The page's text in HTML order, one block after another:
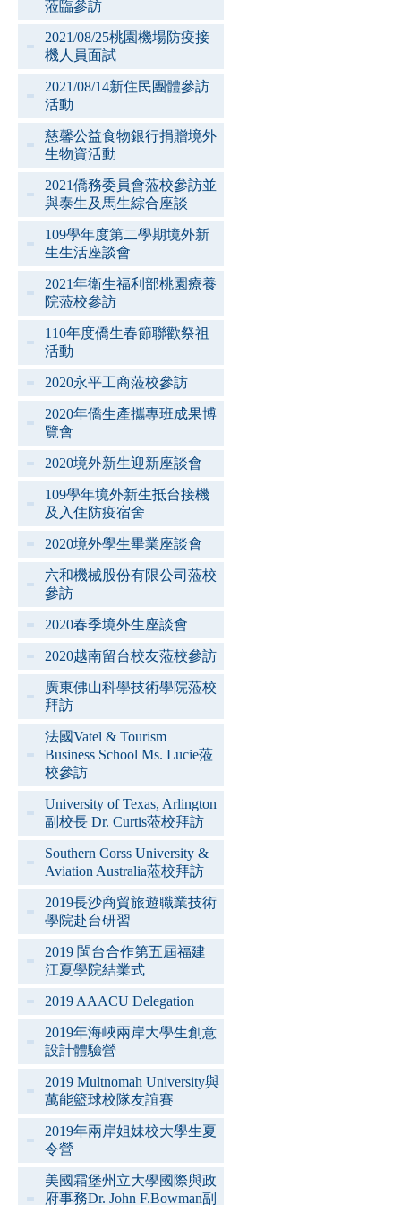
蒞臨參訪
2021/08/25桃園機場防疫接
機人員面試
2021/08/14新住民團體參訪
活動
慈馨公益食物銀行捐贈境外
生物資活動
2021僑務委員會蒞校參訪並
與泰生及馬生綜合座談
109學年度第二學期境外新
生生活座談會
2021年衛生福利部桃園療養
院蒞校參訪
110年度僑生春節聯歡祭祖
活動
2020永平工商蒞校參訪
2020年僑生產攜專班成果博
覽會
2020境外新生迎新座談會
109學年境外新生抵台接機
及入住防疫宿舍
2020境外學生畢業座談會
六和機械股份有限公司蒞校
參訪
2020春季境外生座談會
2020越南留台校友蒞校參訪
廣東佛山科學技術學院蒞校
拜訪
法國Vatel & Tourism
Business School Ms. Lucie蒞
校參訪
University of Texas, Arlington
副校長 Dr. Curtis蒞校拜訪
Southern Corss University &
Aviation Australia蒞校拜訪
2019長沙商貿旅遊職業技術
學院赴台研習
2019 閩台合作第五屆福建
江夏學院結業式
2019 AAACU Delegation
2019年海峽兩岸大學生創意
設計體驗營
2019 Multnomah University與
萬能籃球校隊友誼賽
2019年兩岸姐妹校大學生夏
令營
美國霜堡州立大學國際與政
府事務Dr. John F.Bowman副